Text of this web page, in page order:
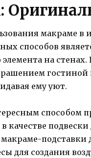
макраме
способов
элемента на
ему уют.
способом
качестве
подставки
для создания